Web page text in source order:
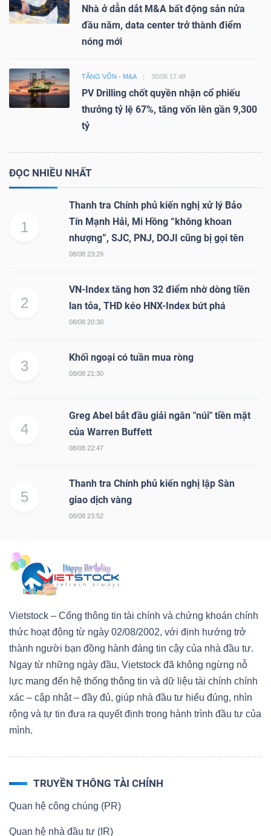
Nhà ở dẫn dắt M&A bất động sản nửa
đầu năm, data center trở thành điểm
nóng mới
TĂNG VỐN - M&A 30/06 17:48
PV Drilling chốt quyền nhận cổ phiếu
thưởng tỷ lệ 67%, tăng vốn lên gần 9,300
tỷ
ĐỌC NHIỀU NHẤT
1
Thanh tra Chính phủ kiến nghị xử lý Bảo
Tín Mạnh Hải, Mi Hồng “không khoan
nhượng”, SJC, PNJ, DOJI cũng bị gọi tên
08/08 23:29
2
VN-Index tăng hơn 32 điểm nhờ dòng tiền
lan tỏa, THD kéo HNX-Index bứt phá
08/08 20:30
3
Khối ngoại có tuần mua ròng
08/08 21:30
4
Greg Abel bắt đầu giải ngân "núi" tiền mặt
của Warren Buffett
08/08 22:47
5
Thanh tra Chính phủ kiến nghị lập Sàn
giao dịch vàng
08/08 23:52
Vietstock – Cổng thông tin tài chính và chứng khoán chính
thức hoạt động từ ngày 02/08/2002, với định hướng trở
thành người bạn đồng hành đáng tin cậy của nhà đầu tư.
Ngay từ những ngày đầu, Vietstock đã không ngừng nỗ
lực mang đến hệ thống thông tin và dữ liệu tài chính chính
xác – cập nhật – đầy đủ, giúp nhà đầu tư hiểu đúng, nhìn
rộng và tự tin đưa ra quyết định trong hành trình đầu tư của
mình.
TRUYỀN THÔNG TÀI CHÍNH
Quan hệ công chúng (PR)
Quan hệ nhà đầu tư (IR)